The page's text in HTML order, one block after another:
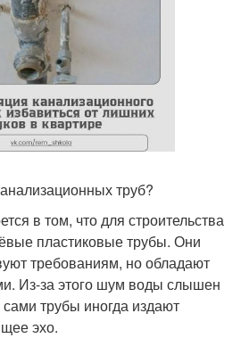
труб?
в том, что для строительства
пластиковые трубы. Они
требованиям, но обладают
Из-за этого шум воды слышен
трубы иногда издают
эхо.